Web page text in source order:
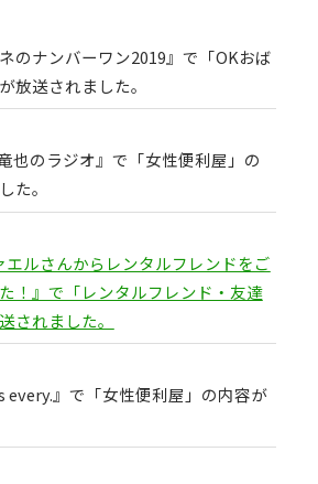
のナンバーワン2019』で「OKおば
放送されました。
也のラジオ』で「女性便利屋」の
た。
エルさんからレンタルフレンドをご
！』で「レンタルフレンド・友達
されました。
every.』で「女性便利屋」の内容が